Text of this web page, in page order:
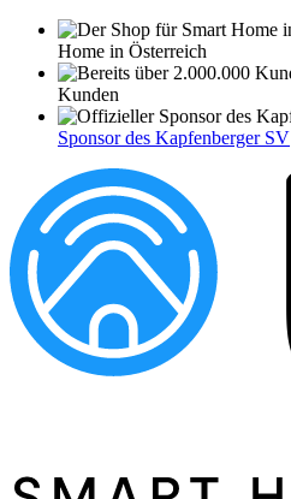
Home in Österreich
Kunden
Sponsor des Kapfenberger SV